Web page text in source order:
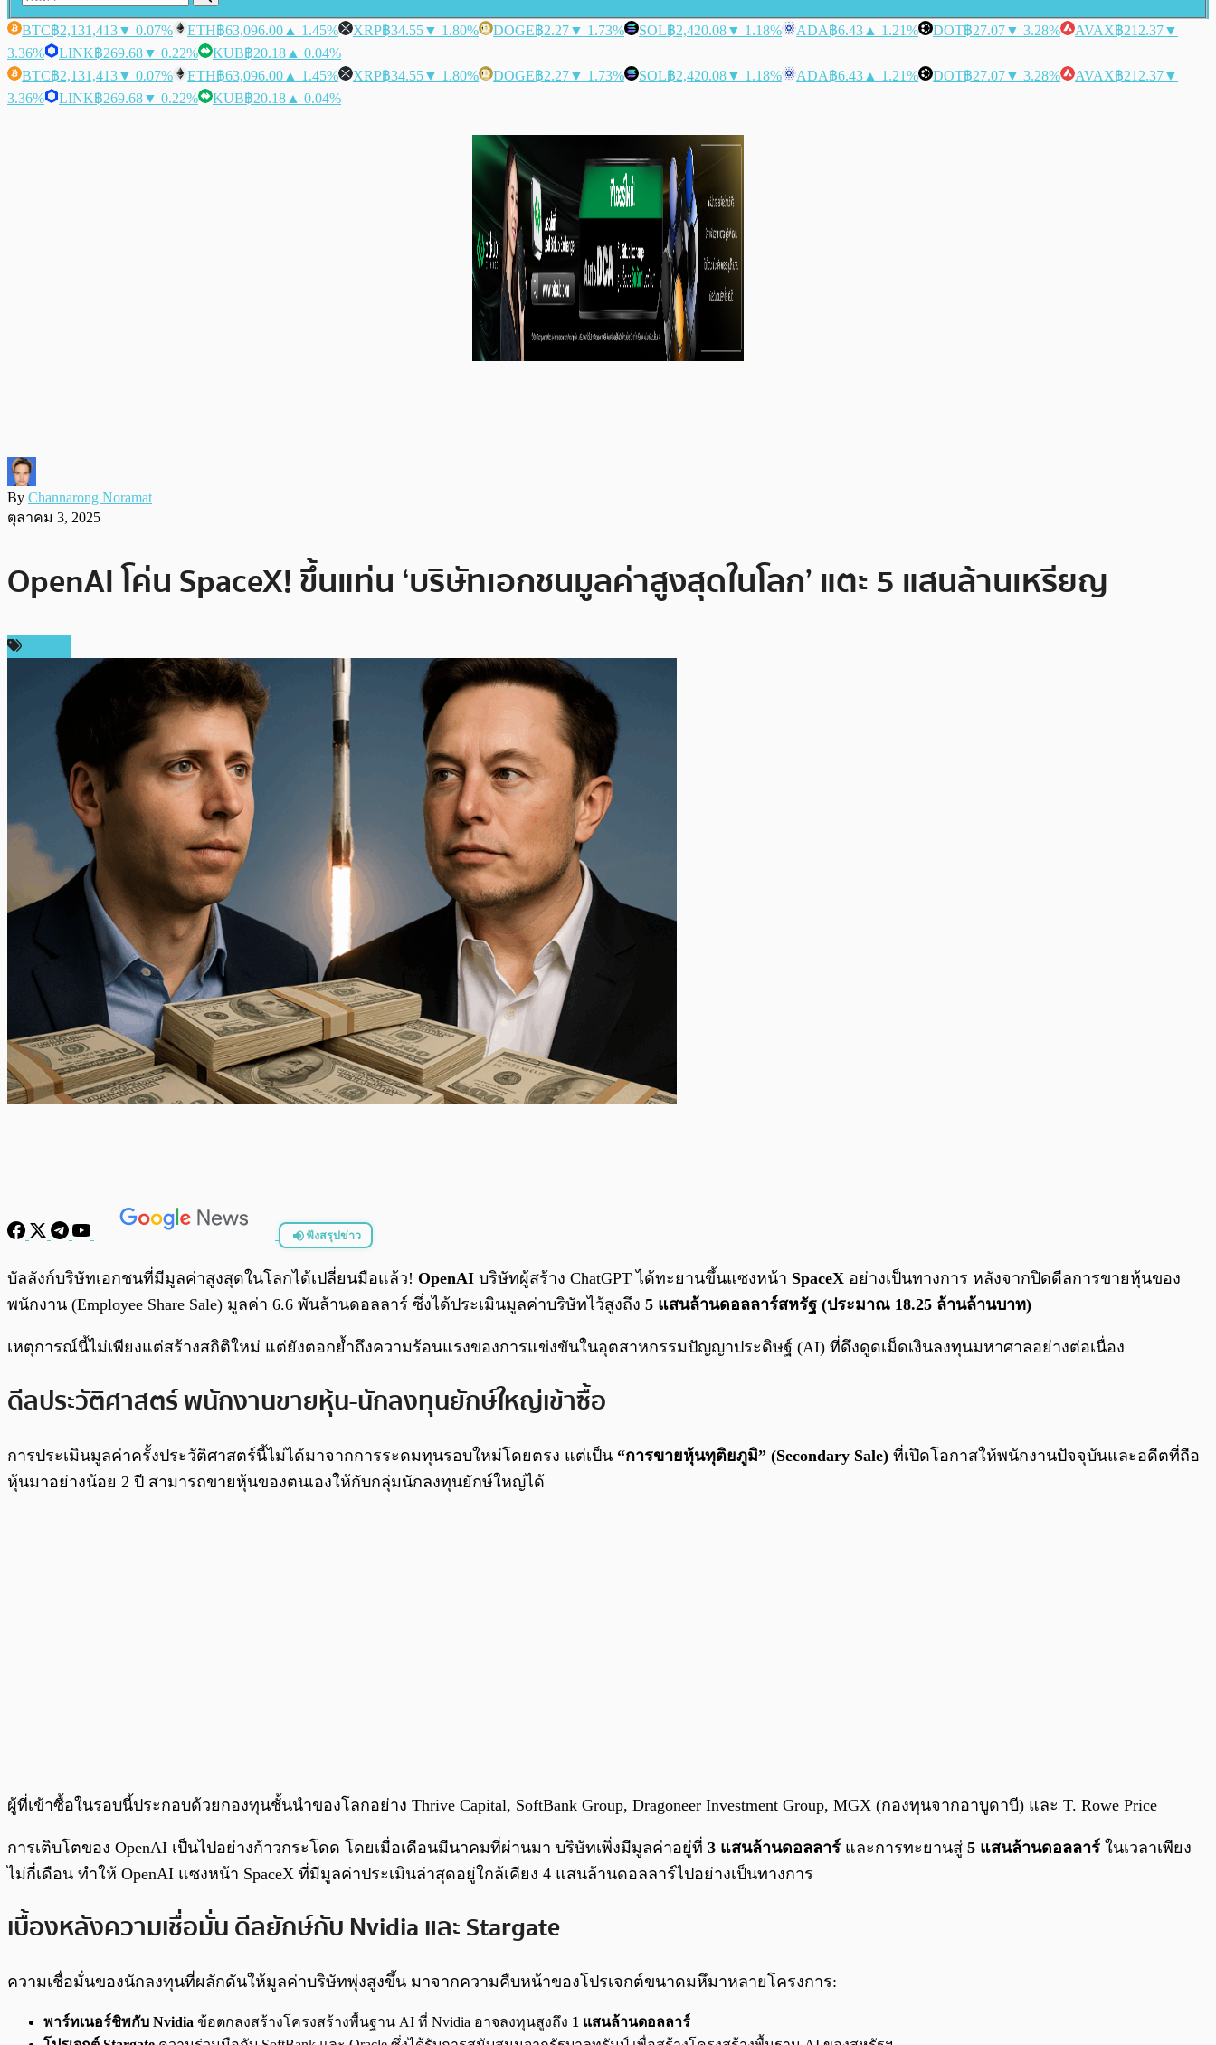
BTC฿2,131,413▼ 0.07% ETH฿63,096.00 ▲ 1.45% XRP฿34.55▼ 1.80% DOGE฿2.27▼ 1.73% SOL฿2,420.08▼ 1.18% ADA฿6.43 ▲ 1.21% DOT฿27.07▼ 3.28% AVAX฿212.37▼
3.36%
LINK฿269.68▼ 0.22% KUB฿20.18 ▲ 0.04%
BTC฿2,131,413▼ 0.07% ETH฿63,096.00 ▲ 1.45% XRP฿34.55▼ 1.80% DOGE฿2.27▼ 1.73% SOL฿2,420.08▼ 1.18% ADA฿6.43 ▲ 1.21% DOT฿27.07▼ 3.28% AVAX฿212.37▼
3.36%
LINK฿269.68▼ 0.22% KUB฿20.18 ▲ 0.04%
By Channarong Noramat
ตุลาคม 3, 2025
OpenAI โค่น SpaceX! ขึ้นแท่น ‘บริษัทเอกชนมูลค่าสูงสุดในโลก’ แตะ 5 แสนล้านเหรียญ
ฟังสรุปข่าว
พร้อมเล่น 0:00
บัลลังก์บริษัทเอกชนที่มีมูลค่าสูงสุดในโลกได้เปลี่ยนมือแล้ว! OpenAI บริษัทผู้สร้าง ChatGPT ได้ทะยานขึ้นแซงหน้า SpaceX อย่างเป็นทางการ หลังจากปิดดีลการขายหุ้นของ
พนักงาน (Employee Share Sale) มูลค่า 6.6 พันล้านดอลลาร์ ซึ่งได้ประเมินมูลค่าบริษัทไว้สูงถึง 5 แสนล้านดอลลาร์สหรัฐ (ประมาณ 18.25 ล้านล้านบาท)
เหตุการณ์นี้ไม่เพียงแต่สร้างสถิติใหม่ แต่ยังตอกย้ำถึงความร้อนแรงของการแข่งขันในอุตสาหกรรมปัญญาประดิษฐ์ (AI) ที่ดึงดูดเม็ดเงินลงทุนมหาศาลอย่างต่อเนื่อง
ดีลประวัติศาสตร์ พนักงานขายหุ้น-นักลงทุนยักษ์ใหญ่เข้าซื้อ
การประเมินมูลค่าครั้งประวัติศาสตร์นี้ไม่ได้มาจากการระดมทุนรอบใหม่โดยตรง แต่เป็น “การขายหุ้นทุติยภูมิ” (Secondary Sale) ที่เปิดโอกาสให้พนักงานปัจจุบันและอดีตที่ถือ
หุ้นมาอย่างน้อย 2 ปี สามารถขายหุ้นของตนเองให้กับกลุ่มนักลงทุนยักษ์ใหญ่ได้
ผู้ที่เข้าซื้อในรอบนี้ประกอบด้วยกองทุนชั้นนำของโลกอย่าง Thrive Capital, SoftBank Group, Dragoneer Investment Group, MGX (กองทุนจากอาบูดาบี) และ T. Rowe Price
การเติบโตของ OpenAI เป็นไปอย่างก้าวกระโดด โดยเมื่อเดือนมีนาคมที่ผ่านมา บริษัทเพิ่งมีมูลค่าอยู่ที่ 3 แสนล้านดอลลาร์ และการทะยานสู่ 5 แสนล้านดอลลาร์ ในเวลาเพียง
ไม่กี่เดือน ทำให้ OpenAI แซงหน้า SpaceX ที่มีมูลค่าประเมินล่าสุดอยู่ใกล้เคียง 4 แสนล้านดอลลาร์ไปอย่างเป็นทางการ
เบื้องหลังความเชื่อมั่น ดีลยักษ์กับ Nvidia และ Stargate
ความเชื่อมั่นของนักลงทุนที่ผลักดันให้มูลค่าบริษัทพุ่งสูงขึ้น มาจากความคืบหน้าของโปรเจกต์ขนาดมหึมาหลายโครงการ:
พาร์ทเนอร์ชิพกับ Nvidia ข้อตกลงสร้างโครงสร้างพื้นฐาน AI ที่ Nvidia อาจลงทุนสูงถึง 1 แสนล้านดอลลาร์